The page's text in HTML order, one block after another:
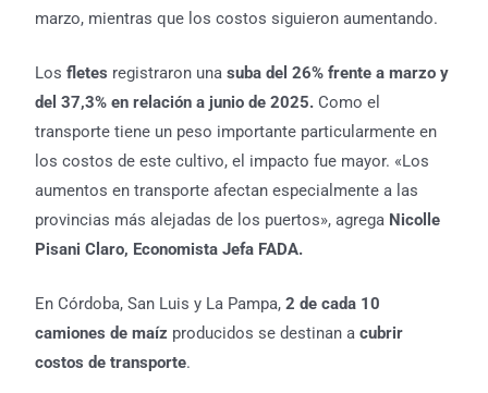
marzo, mientras que los costos siguieron aumentando.
Losfletes registraron unasuba del 26% frente a marzo y
del 37,3% en relación a junio de 2025. Como el
transporte tiene un peso importante particularmente en
los costos de este cultivo, el impacto fue mayor. «Los
aumentos en transporte afectan especialmente a las
provincias más alejadas de los puertos», agrega Nicolle
Pisani Claro, Economista Jefa FADA.
En Córdoba, San Luis y La Pampa,2 de cada 10
camiones de maíz producidos se destinan acubrir
costos de transporte.